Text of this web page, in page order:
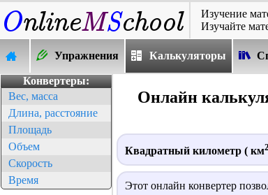
Изучение
Изучайте
Упражнения Калькуляторы
Конвертеры:
Вес, масса
Длина, расстояние
Площадь
Объем
Скорость
Время
Онлайн
Квадратный километр ( км2
Этот онлайн конвертер